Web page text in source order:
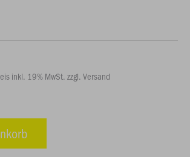
inkl. 19% MwSt. zzgl. Versand